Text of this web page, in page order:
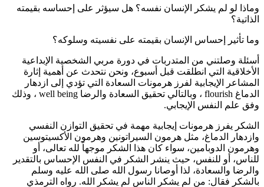
وماذا لو لم يشكر الإنسان نفسه؟ هل سيؤثر على إحساسه بقيمته
الذاتية؟
وما تأثير إحساس الإنسان بقيمته على نفسيته وسلوكه؟
أسئلة وصلتني من المتدربات في دورة مربي الشخصية الإبداعية
الأخلاقية التي انطلقت قبل أسبوع، ونحن نتحدث عن أهمية إثارة
المشاعر الإيجابية لفرز هرمونات السعادة التي تؤدي إلى ازدهار
الدماغ flourish ، وبالتالي تحقيق السعادة والرضا well being ، وذلك
وفق علم النفس الإيجابي.
الشكر يفرز هرمونات إيجابية مهمة في تحقيق التوازن النفسي
وازدهار الدماغ، مثل هرمون السيراتونين وهرمون الأكسيتوسين
وهرمون الدوبامين، سواء كان هذا الشكر موجهاً لله تعالى، أو
للناس، أو للنفس، حيث ينشر الشكر في النفس الإحساس بالتقدير
والرضا والسعادة، لذا أوصانا رسول الله صلى الله عليه وسلم
بالشكر فقال: من لم يشكر الناس لم يشكر الله. رواه الترمذي